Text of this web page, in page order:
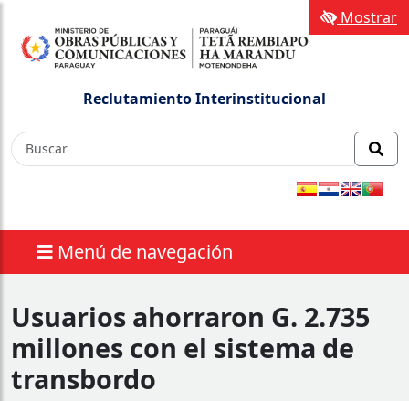
Reclutamiento Interinstitucional
Menú de navegación
Mostrar
Usuarios ahorraron G. 2.735
millones con el sistema de
transbordo